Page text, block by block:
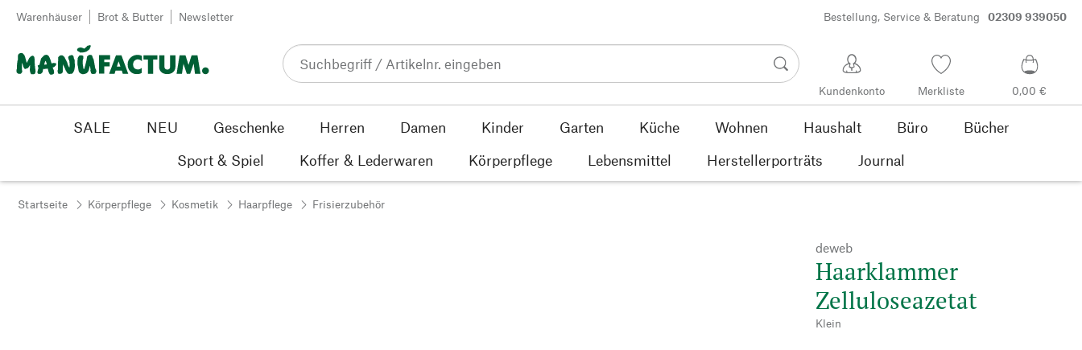
Zum Inhalt springen
Warenhäuser Brot & Butter Newsletter Bestellung, Service & Beratung 02309 939050
Kundenkonto Merkliste 0,00 €
SALE NEU Geschenke Herren Damen Kinder Garten Küche Wohnen Haushalt Büro
Bücher
Sport & Spiel
Koffer & Lederwaren Körperpflege Lebensmittel Herstellerporträts Journal
Startseite Körperpflege Kosmetik Haarpflege Frisierzubehör
deweb
Haarklammer
Zelluloseazetat
Klein